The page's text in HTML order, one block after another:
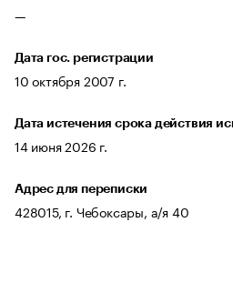
—
Дата гос. регистрации
10 октября 2007 г.
Дата истечения срока действия
14 июня 2026 г.
Адрес для переписки
428015, г. Чебоксары, а/я 40